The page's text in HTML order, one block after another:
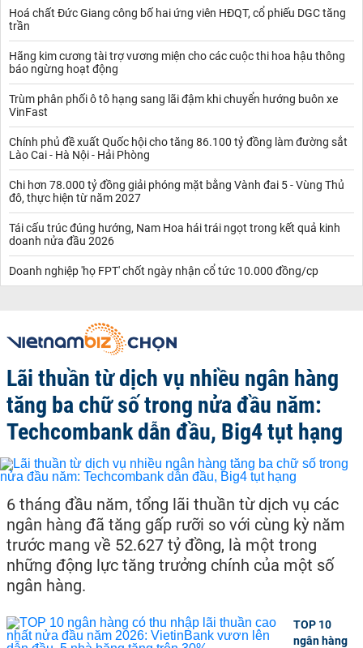
Hoá chất Đức Giang công bố hai ứng viên HĐQT, cổ phiếu DGC tăng
trần
Hãng kim cương tài trợ vương miện cho các cuộc thi hoa hậu thông
báo ngừng hoạt động
Trùm phân phối ô tô hạng sang lãi đậm khi chuyển hướng buôn xe
VinFast
Chính phủ đề xuất Quốc hội cho tăng 86.100 tỷ đồng làm đường sắt
Lào Cai - Hà Nội - Hải Phòng
Chi hơn 78.000 tỷ đồng giải phóng mặt bằng Vành đai 5 - Vùng Thủ
đô, thực hiện từ năm 2027
Tái cấu trúc đúng hướng, Nam Hoa hái trái ngọt trong kết quả kinh
doanh nửa đầu 2026
Doanh nghiệp 'họ FPT' chốt ngày nhận cổ tức 10.000 đồng/cp
Lãi thuần từ dịch vụ nhiều ngân hàng
tăng ba chữ số trong nửa đầu năm:
Techcombank dẫn đầu, Big4 tụt hạng
6 tháng đầu năm, tổng lãi thuần từ dịch vụ các
ngân hàng đã tăng gấp rưỡi so với cùng kỳ năm
trước mang về 52.627 tỷ đồng, là một trong
những động lực tăng trưởng chính của một số
ngân hàng.
TOP 10
ngân hàng